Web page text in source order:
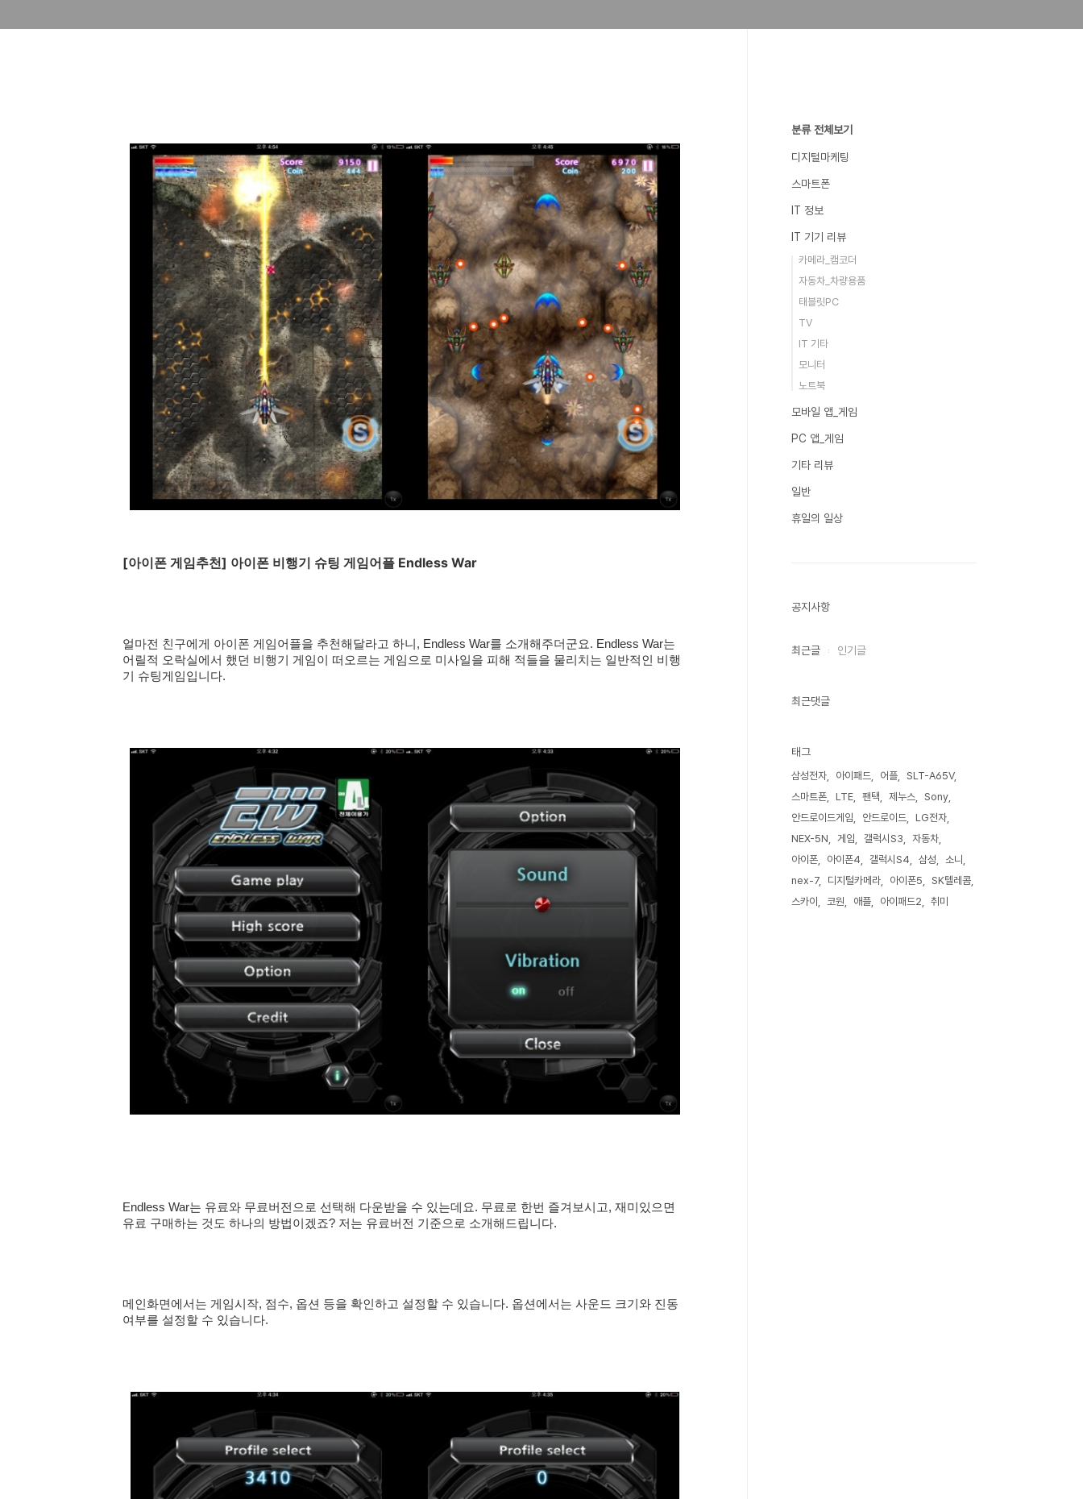
[아이폰 게임추천] 아이폰 비행기 슈팅 게임어플 Endless War
얼마전 친구에게 아이폰 게임어플을 추천해달라고 하니, Endless War를 소개해주더군요. Endless War는
어릴적 오락실에서 했던 비행기 게임이 떠오르는 게임으로 미사일을 피해 적들을 물리치는 일반적인 비행
기 슈팅게임입니다.
Endless War는 유료와 무료버전으로 선택해 다운받을 수 있는데요. 무료로 한번 즐겨보시고, 재미있으면
유료 구매하는 것도 하나의 방법이겠죠? 저는 유료버전 기준으로 소개해드립니다.
메인화면에서는 게임시작, 점수, 옵션 등을 확인하고 설정할 수 있습니다. 옵션에서는 사운드 크기와 진동
여부를 설정할 수 있습니다.
분류 전체보기
디지털마케팅
스마트폰
IT 정보
IT 기기 리뷰
카메라_캠코더
자동차_차량용품
태블릿PC
TV
IT 기타
모니터
노트북
모바일 앱_게임
PC 앱_게임
기타 리뷰
일반
휴일의 일상
공지사항
최근글 인기글
최근댓글
태그
삼성전자 아이패드 어플
SLT-A65V
스마트폰
LTE 팬택 제누스
Sony
안드로이드게임
안드로이드
LG전자
NEX-5N
게임 갤럭시S3
자동차
아이폰
아이폰4 갤럭시S4 삼성
소니
nex-7
디지털카메라 아이폰5
SK텔레콤
스카이
코원 애플 아이패드2 취미